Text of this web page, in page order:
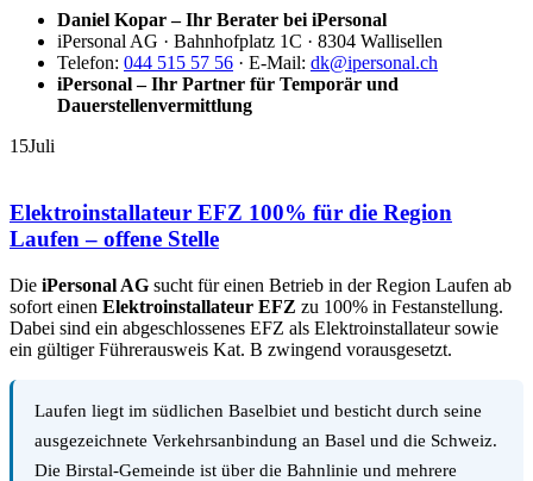
Daniel Kopar – Ihr Berater bei iPersonal
iPersonal AG · Bahnhofplatz 1C · 8304 Wallisellen
Telefon: 044 515 57 56 · E-Mail: dk@ipersonal.ch
iPersonal – Ihr Partner für Temporär und
Dauerstellenvermittlung
15Juli
Elektroinstallateur EFZ 100% für die Region
Laufen – offene Stelle
Die iPersonal AG sucht für einen Betrieb in der Region Laufen ab
sofort einen Elektroinstallateur EFZ zu 100% in Festanstellung.
Dabei sind ein abgeschlossenes EFZ als Elektroinstallateur sowie
ein gültiger Führerausweis Kat. B zwingend vorausgesetzt.
Laufen liegt im südlichen Baselbiet und besticht durch seine
ausgezeichnete Verkehrsanbindung an Basel und die Schweiz.
Die Birstal-Gemeinde ist über die Bahnlinie und mehrere